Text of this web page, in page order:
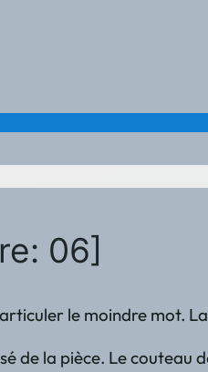
06]
le moindre mot.
la pièce. Le